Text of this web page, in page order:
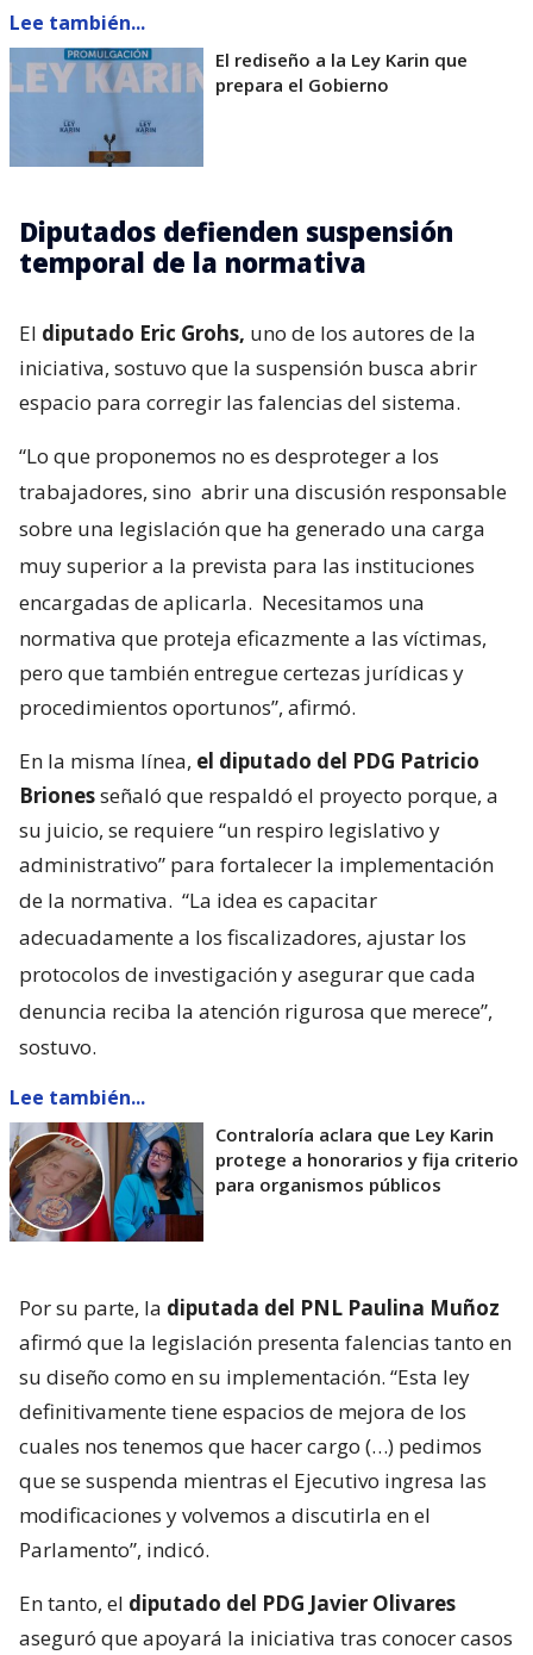
Lee también...
El rediseño a la Ley Karin que
prepara el Gobierno
Diputados defienden suspensión
temporal de la normativa
El diputado Eric Grohs, uno de los autores de la
iniciativa, sostuvo que la suspensión busca abrir
espacio para corregir las falencias del sistema.
“Lo que proponemos no es desproteger a los
trabajadores, sino abrir una discusión responsable
sobre una legislación que ha generado una carga
muy superior a la prevista para las instituciones
encargadas de aplicarla. Necesitamos una
normativa que proteja eficazmente a las víctimas,
pero que también entregue certezas jurídicas y
procedimientos oportunos”, afirmó.
En la misma línea, el diputado del PDG Patricio
Brionesseñaló que respaldó el proyecto porque, a
su juicio, se requiere “un respiro legislativo y
administrativo” para fortalecer la implementación
de la normativa. “La idea es capacitar
adecuadamente a los fiscalizadores, ajustar los
protocolos de investigación y asegurar que cada
denuncia reciba la atención rigurosa que merece”,
sostuvo.
Lee también...
Contraloría aclara que Ley Karin
protege a honorarios y fija criterio
para organismos públicos
Por su parte, la diputada del PNL Paulina Muñoz
afirmó que la legislación presenta falencias tanto en
su diseño como en su implementación. “Esta ley
definitivamente tiene espacios de mejora de los
cuales nos tenemos que hacer cargo (…) pedimos
que se suspenda mientras el Ejecutivo ingresa las
modificaciones y volvemos a discutirla en el
Parlamento”, indicó.
En tanto, el diputado del PDG Javier Olivares
aseguró que apoyará la iniciativa tras conocer casos